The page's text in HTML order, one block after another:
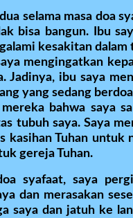
selama masa doa
bisa bangun. Ibu
kesakitan
mengingatkan
ibu saya
yang sedang
bahwa saya
tubuh saya. Saya
kasihan Tuhan
gereja Tuhan.
syafaat, saya
dan merasakan
saya dan jatuh ke